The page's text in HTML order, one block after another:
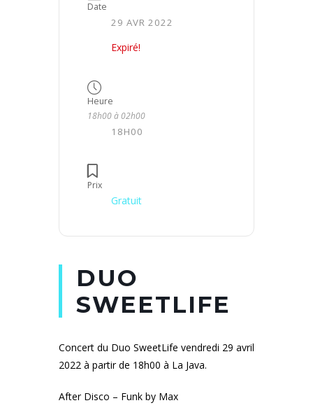
Date
29 AVR 2022
Expiré!
Heure
18h00 à 02h00
18H00
Prix
Gratuit
DUO
SWEETLIFE
Concert du Duo SweetLife vendredi 29 avril
2022 à partir de 18h00 à La Java.
After Disco – Funk by Max